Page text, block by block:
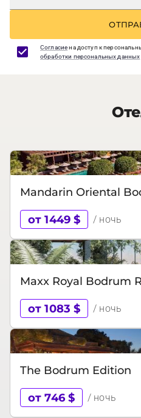
Согласиена доступ к
обработки персональных данных
Mandarin Oriental
от 1449 $ / ночь
Maxx Royal Bodrum
от 1083 $ / ночь
The Bodrum Edition
от 746 $ / ночь